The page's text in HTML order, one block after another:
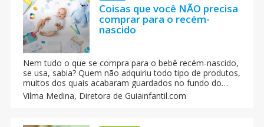
Coisas que você NÃO precisa
comprar para o recém-
nascido
Nem tudo o que se compra para o bebê recém-nascido,
se usa, sabia? Quem não adquiriu todo tipo de produtos,
muitos dos quais acabaram guardados no fundo do
armário ou terminaram sendo lixo inútil? A gente listou
10 produtos pouco úteis para o enxoval do bebê. Uma
Vilma Medina, Diretora de Guiainfantil.com